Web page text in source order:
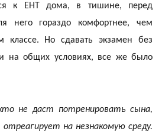
к ЕНТ дома, в тишине, перед
него гораздо комфортнее, чем
классе. Но сдавать экзамен без
на общих условиях, все же было
не даст потренировать сына,
на незнакомую среду.